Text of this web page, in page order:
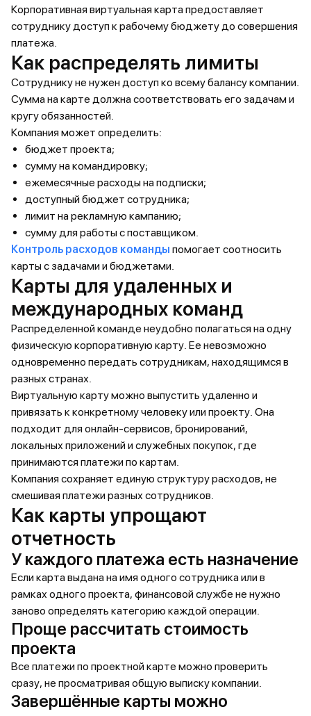
Корпоративная виртуальная карта предоставляет
сотруднику доступ к рабочему бюджету до совершения
платежа.
Как распределять лимиты
Сотруднику не нужен доступ ко всему балансу компании.
Сумма на карте должна соответствовать его задачам и
кругу обязанностей.
Компания может определить:
бюджет проекта;
сумму на командировку;
ежемесячные расходы на подписки;
доступный бюджет сотрудника;
лимит на рекламную кампанию;
сумму для работы с поставщиком.
Контроль расходов команды помогает соотносить
карты с задачами и бюджетами.
Карты для удаленных и
международных команд
Распределенной команде неудобно полагаться на одну
физическую корпоративную карту. Ее невозможно
одновременно передать сотрудникам, находящимся в
разных странах.
Виртуальную карту можно выпустить удаленно и
привязать к конкретному человеку или проекту. Она
подходит для онлайн-сервисов, бронирований,
локальных приложений и служебных покупок, где
принимаются платежи по картам.
Компания сохраняет единую структуру расходов, не
смешивая платежи разных сотрудников.
Как карты упрощают
отчетность
У каждого платежа есть назначение
Если карта выдана на имя одного сотрудника или в
рамках одного проекта, финансовой службе не нужно
заново определять категорию каждой операции.
Проще рассчитать стоимость
проекта
Все платежи по проектной карте можно проверить
сразу, не просматривая общую выписку компании.
Завершённые карты можно